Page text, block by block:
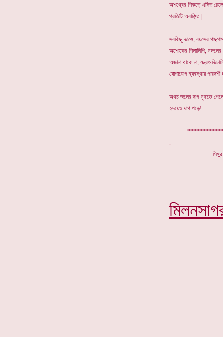
অশথ্বের শিকড়ে এসিড ঢেলে
প্রতিটি অবাঞ্ছিত |
সবকিছু ভাঙে, বয়সের
অশোকের শিলালিপি,
অজানা থাকে না,
যোগাযোগ ব্যবস্থায় পারদর্শী
অথচ জলের দাগ মুছতে গেলে
হৃদয়েও দাগ পড়ে!
.
.